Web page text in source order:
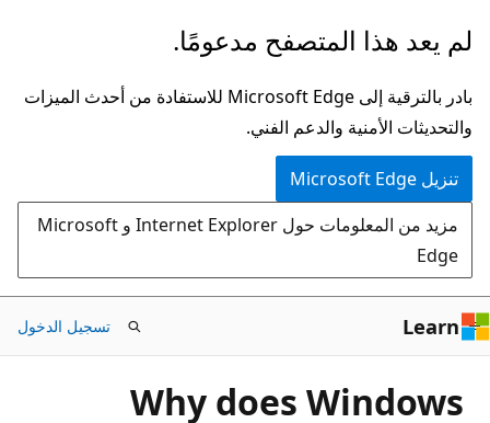
تخطي
إلى
المحتوى
الرئيسي
لم يعد هذا المتصفح مدعومًا.
بادر بالترقية إلى Microsoft Edge للاستفادة من أحدث الميزات
والتحديثات الأمنية والدعم الفني.
تنزيل Microsoft Edge
مزيد من المعلومات حول Internet Explorer و Microsoft
Edge
Learn تسجيل الدخول
Why does Windows